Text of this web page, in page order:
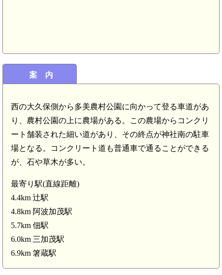
案 内
西の大久保側から多美農村公園に向かって登る車道があ
り、農村公園の上に農場がある。この農場からコンクリ
ート舗装された細い道があり、その終点が神社南の駐車
場となる。コンクリート道も普通車で通ることができる
が、石や草木が多い。
最寄り駅(直線距離)
4.4km 辻駅
4.8km 阿波加茂駅
5.7km 佃駅
6.0km 三加茂駅
6.9km 箸蔵駅
(4.3km)
阿波 足代城(5.6km)